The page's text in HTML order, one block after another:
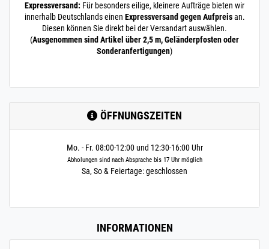
Expressversand: Für besonders eilige, kleinere Aufträge bieten wir
innerhalb Deutschlands einen Expressversand gegen Aufpreisan.
Diesen können Sie direkt bei der Versandart auswählen.
(Ausgenommen sind Artikel über 2,5 m, Geländerpfosten oder
Sonderanfertigungen)
ÖFFNUNGSZEITEN
Mo. - Fr. 08:00-12:00 und 12:30-16:00 Uhr
Abholungen sind nach Absprache bis 17 Uhr möglich
Sa, So & Feiertage: geschlossen
INFORMATIONEN